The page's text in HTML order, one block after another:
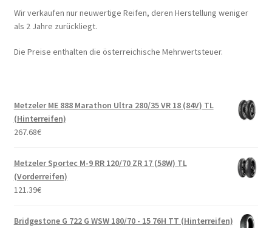
Wir verkaufen nur neuwertige Reifen, deren Herstellung weniger
als 2 Jahre zurückliegt.
Die Preise enthalten die österreichische Mehrwertsteuer.
Metzeler ME 888 Marathon Ultra 280/35 VR 18 (84V) TL
(Hinterreifen)
267.68€
Metzeler Sportec M-9 RR 120/70 ZR 17 (58W) TL
(Vorderreifen)
121.39€
Bridgestone G 722 G WSW 180/70 - 15 76H TT (Hinterreifen)